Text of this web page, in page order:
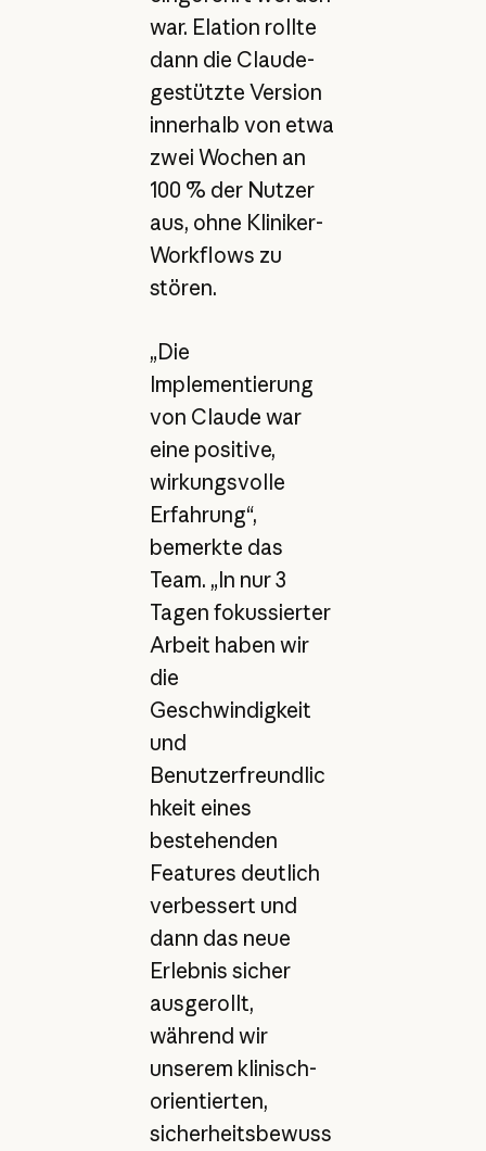
war. Elation rollte
dann die Claude-
gestützte Version
innerhalb von etwa
zwei Wochen an
100 % der Nutzer
aus, ohne Kliniker-
Workflows zu
stören.
„Die
Implementierung
von Claude war
eine positive,
wirkungsvolle
Erfahrung“,
bemerkte das
Team. „In nur 3
Tagen fokussierter
Arbeit haben wir
die
Geschwindigkeit
und
Benutzerfreundlic
hkeit eines
bestehenden
Features deutlich
verbessert und
dann das neue
Erlebnis sicher
ausgerollt,
während wir
unserem klinisch-
orientierten,
sicherheitsbewuss